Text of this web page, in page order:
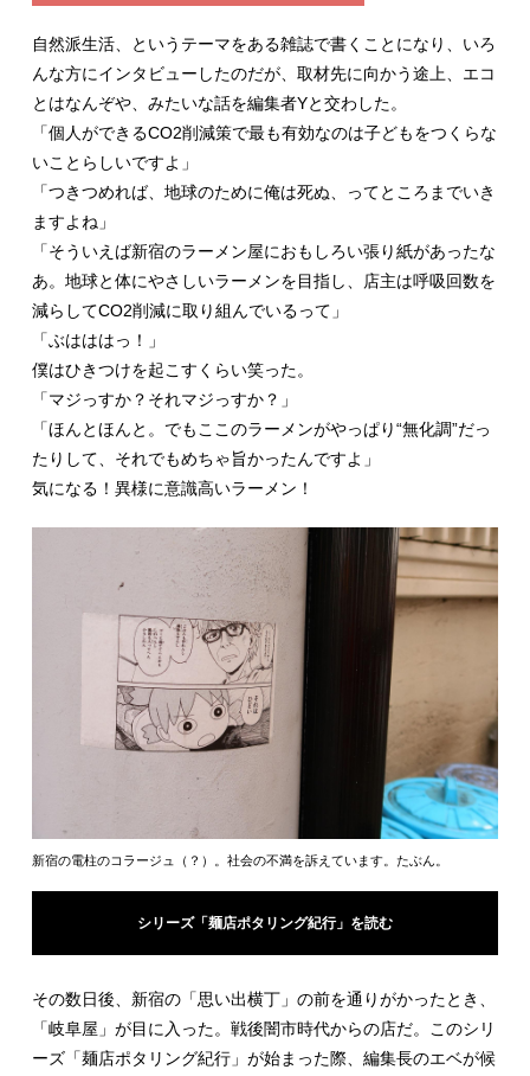
自然派生活、というテーマをある雑誌で書くことになり、いろ
んな方にインタビューしたのだが、取材先に向かう途上、エコ
とはなんぞや、みたいな話を編集者Yと交わした。
「個人ができるCO2削減策で最も有効なのは子どもをつくらな
いことらしいですよ」
「つきつめれば、地球のために俺は死ぬ、ってところまでいき
ますよね」
「そういえば新宿のラーメン屋におもしろい張り紙があったな
あ。地球と体にやさしいラーメンを目指し、店主は呼吸回数を
減らしてCO2削減に取り組んでいるって」
「ぶはははっ！」
僕はひきつけを起こすくらい笑った。
「マジっすか？それマジっすか？」
「ほんとほんと。でもここのラーメンがやっぱり“無化調”だっ
たりして、それでもめちゃ旨かったんですよ」
気になる！異様に意識高いラーメン！
新宿の電柱のコラージュ（？）。社会の不満を訴えています。たぶん。
シリーズ「麺店ポタリング紀行」を読む
その数日後、新宿の「思い出横丁」の前を通りがかったとき、
「岐阜屋」が目に入った。戦後闇市時代からの店だ。このシリ
ーズ「麺店ポタリング紀行」が始まった際、編集長のエベが候